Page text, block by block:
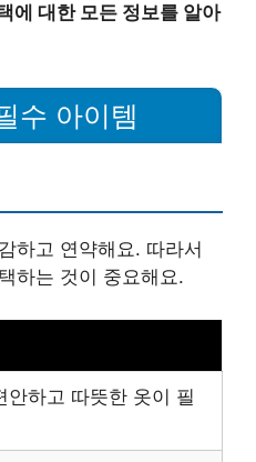
에 대한 모든 정보를 알아
수 아이템
하고 연약해요. 따라서
하는 것이 중요해요.
안하고 따뜻한 옷이 필